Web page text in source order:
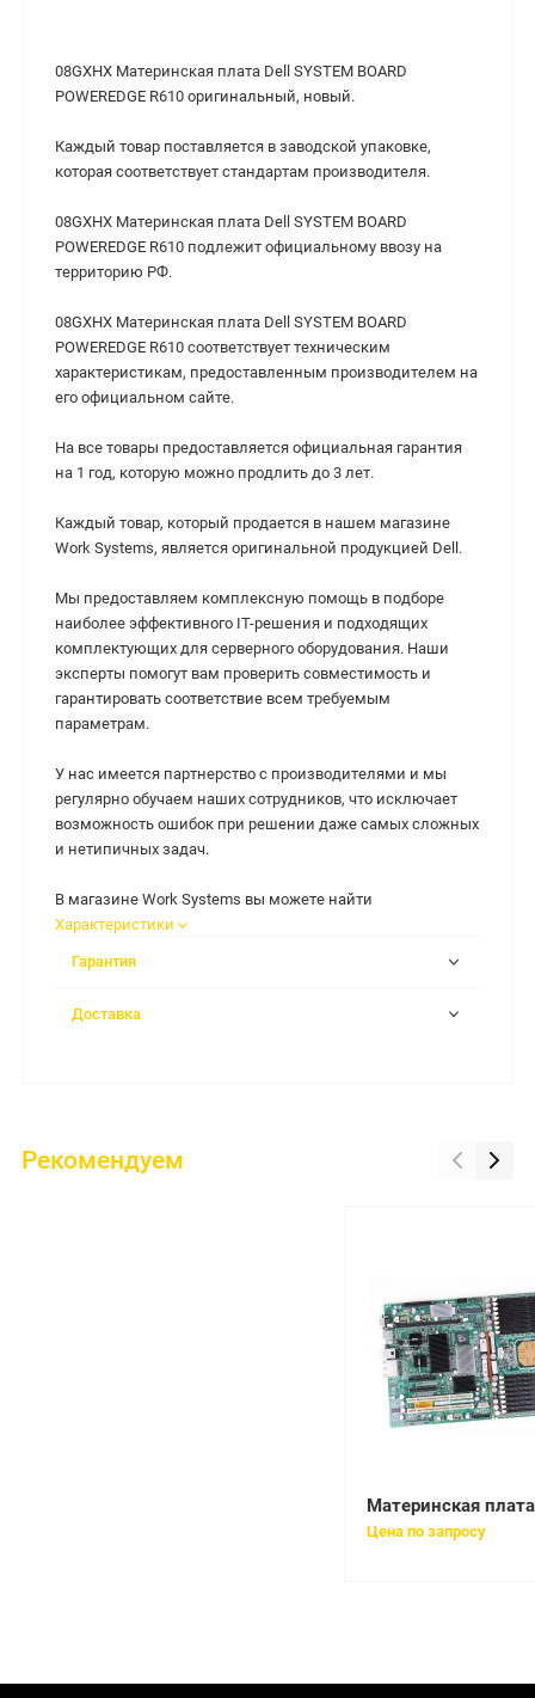
08GXHX Материнская плата Dell SYSTEM BOARD
POWEREDGE R610 оригинальный, новый.
Каждый товар поставляется в заводской упаковке,
которая соответствует стандартам производителя.
08GXHX Материнская плата Dell SYSTEM BOARD
POWEREDGE R610 подлежит официальному ввозу на
территорию РФ.
08GXHX Материнская плата Dell SYSTEM BOARD
POWEREDGE R610 cоответствует техническим
характеристикам, предоставленным производителем на
его официальном сайте.
На все товары предоставляется официальная гарантия
на 1 год, которую можно продлить до 3 лет.
Каждый товар, который продается в нашем магазине
Work Systems, является оригинальной продукцией Dell.
Мы предоставляем комплексную помощь в подборе
наиболее эффективного IT-решения и подходящих
комплектующих для серверного оборудования. Наши
эксперты помогут вам проверить совместимость и
гарантировать соответствие всем требуемым
параметрам.
У нас имеется партнерство с производителями и мы
регулярно обучаем наших сотрудников, что исключает
возможность ошибок при решении даже самых сложных
и нетипичных задач.
В магазине Work Systems вы можете найти
Характеристики
Гарантия
Доставка
Рекомендуем
Цена по запросу